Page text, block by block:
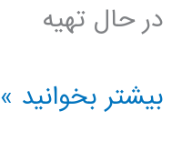
در حال تهیه
فیلم
بیشتر بخوانید »